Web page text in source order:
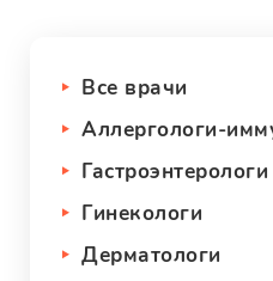
Все врачи
Аллергологи-
Гастроэнтерологи
Гинекологи
Дерматологи